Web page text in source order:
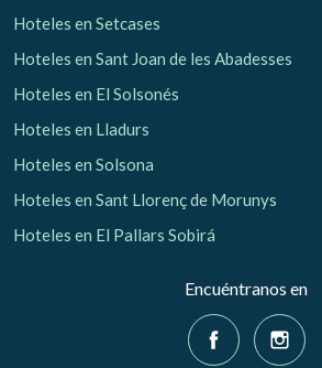
Hoteles en Setcases
Hoteles en Sant Joan de les Abadesses
Hoteles en El Solsonés
Hoteles en Lladurs
Hoteles en Solsona
Hoteles en Sant Llorenç de Morunys
Hoteles en El Pallars Sobirá
Encuéntranos en